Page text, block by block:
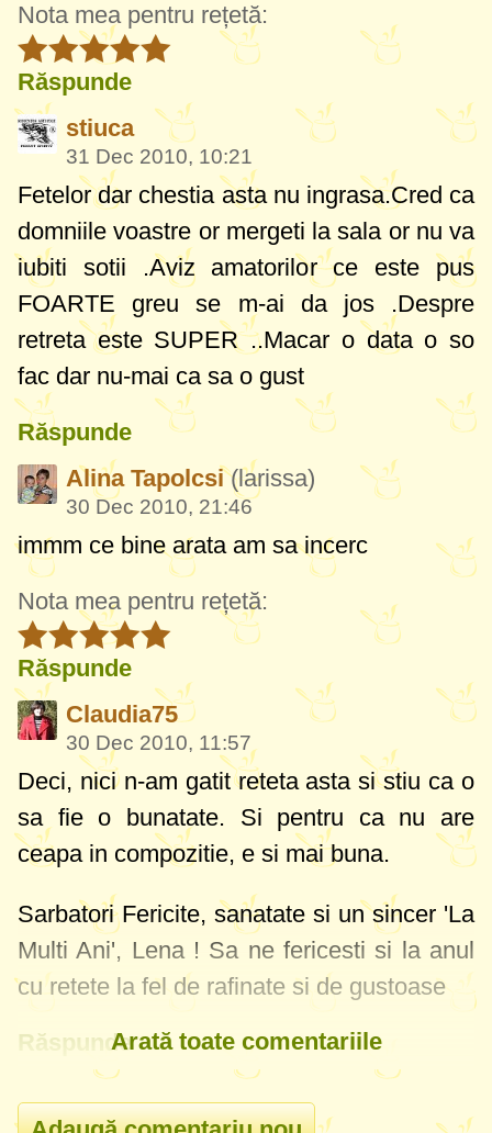
Nota mea pentru rețetă:
Răspunde
stiuca
31 Dec 2010, 10:21
Fetelor dar chestia asta nu ingrasa.Cred ca
domniile voastre or mergeti la sala or nu va
iubiti sotii .Aviz amatorilor ce este pus
FOARTE greu se m-ai da jos .Despre
retreta este SUPER ..Macar o data o so
fac dar nu-mai ca sa o gust
Răspunde
Alina Tapolcsi(larissa)
30 Dec 2010, 21:46
immm ce bine arata am sa incerc
Nota mea pentru rețetă:
Răspunde
Claudia75
30 Dec 2010, 11:57
Deci, nici n-am gatit reteta asta si stiu ca o
sa fie o bunatate. Si pentru ca nu are
ceapa in compozitie, e si mai buna.
Sarbatori Fericite, sanatate si un sincer 'La
Multi Ani', Lena ! Sa ne fericesti si la anul
cu retete la fel de rafinate si de gustoase
RăspundeArată toate comentariile